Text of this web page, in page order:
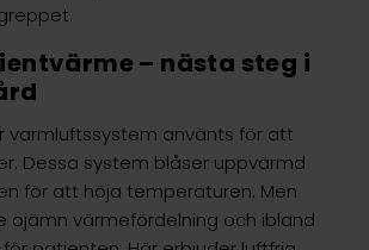
– nästa steg i
varmluftssystem använts för att
Dessa system blåser uppvärmd
för att höja temperaturen. Men
ojämn värmefördelning och ibland